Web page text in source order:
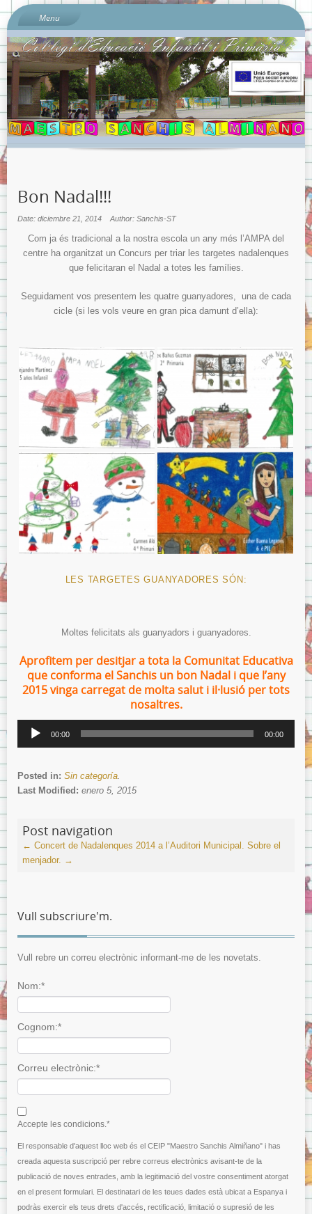
Menu
Inici
Sobre l’escola
Documents del Centre:
Per què «Sanchis Almiñano»?
L’ombú: el nostre preciós arbre
On és l’escola?
Calendari escolar 2023-2024
Contacta amb nosaltres…
Sobre la Protecció de Dades.
Banc de Llibres
per nivells.
Menjador
Menús del menjador.
Model de tíquet de menjador.
AMPA
ITACA per les famílies
Sol·licitud d’accés a «Itaca Familia»
ITACA pels docents
Avís Legal
Sobre la Protecció de Dades.
Bon Nadal!!!
Date: diciembre 21, 2014 Author: Sanchis-ST
Com ja és tradicional a la nostra escola un any més l’AMPA del
centre ha organitzat un Concurs per triar les targetes nadalenques
que felicitaran el Nadal a totes les famílies.
Seguidament vos presentem les quatre guanyadores, una de cada
cicle (si les vols veure en gran pica damunt d’ella):
LES TARGETES GUANYADORES SÓN:
Moltes felicitats als guanyadors i guanyadores.
Aprofitem per desitjar a tota la Comunitat Educativa
que conforma el Sanchis un bon Nadal i que l’any
2015 vinga carregat de molta salut i il·lusió per tots
nosaltres.
Reproductor
00:00 00:00
Posted in: Sin categoría
Last Modified: enero 5, 2015
Post navigation
← Concert de Nadalenques 2014 a l’Auditori Municipal. Sobre el
menjador. →
Vull subscriure'm.
Vull rebre un correu electrònic informant-me de les novetats.
Nom:*
Cognom:*
I agree terms and conditions.*
Correu electrònic:*
Accepte les condicions.*
El responsable d'aquest lloc web és el CEIP "Maestro Sanchis Almiñano" i has
creada aquesta suscripció per rebre correus electrònics avisant-te de la
publicació de noves entrades, amb la legitimació del vostre consentiment atorgat
en el present formulari. El destinatari de les teues dades està ubicat a Espanya i
podràs exercir els teus drets d'accés, rectificació, limitació o supresió de les